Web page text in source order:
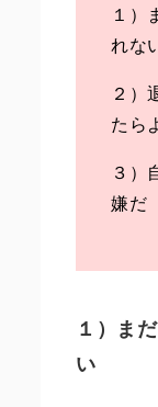
１）
れな
２）
たら
３）
嫌だ
１）ま
い